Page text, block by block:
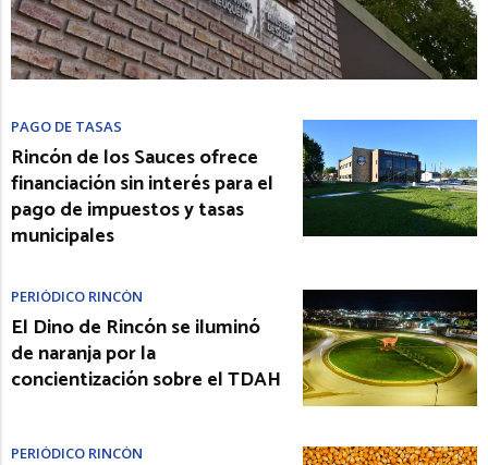
PAGO DE TASAS
Rincón de los Sauces ofrece
financiación sin interés para el
pago de impuestos y tasas
municipales
PERIÓDICO RINCÓN
El Dino de Rincón se iluminó
de naranja por la
concientización sobre el TDAH
PERIÓDICO RINCÓN